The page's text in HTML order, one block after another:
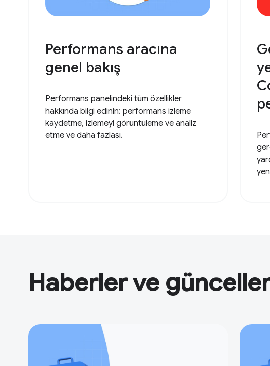
Performans aracına
genel bakış
Performans panelindeki tüm özellikler
hakkında bilgi edinin: performans izleme
kaydetme, izlemeyi görüntüleme ve analiz
etme ve daha fazlası.
Haberler ve